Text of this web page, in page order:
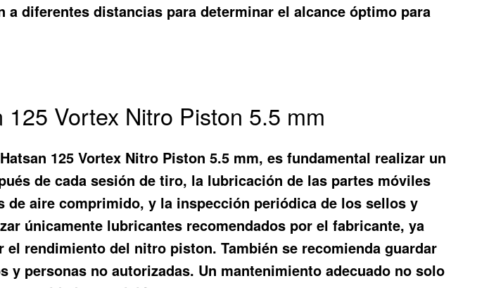
diferentes distancias para determinar el alcance óptimo para
Vortex Nitro Piston 5.5 mm
125 Vortex Nitro Piston 5.5 mm, es fundamental realizar un
de cada sesión de tiro, la lubricación de las partes móviles
aire comprimido, y la inspección periódica de los sellos y
únicamente lubricantes recomendados por el fabricante, ya
rendimiento del nitro piston. También se recomienda guardar
personas no autorizadas. Un mantenimiento adecuado no solo